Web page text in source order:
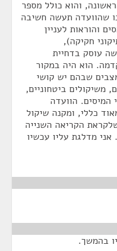
והוא כולל מספר
שהוועדה תעשה חשיבה
והוראות לעניין
חקיקה),
למעשה עוסק בדחיית
הוא היה במקור
שבהם יש קושי
משיקולים ביטחוניים,
המיסים. הוועדה
כללי, ומקנה שיקול
הקריאה השנייה
מדלגת עליו עכשיו
בהמשך.